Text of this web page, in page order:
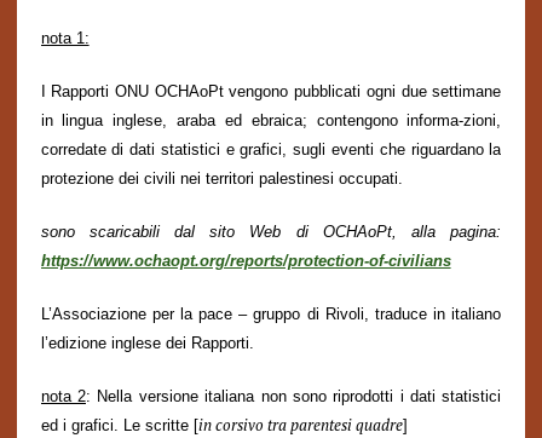
nota 1:
I Rapporti ONU OCHAoPt vengono pubblicati ogni due settimane
in lingua inglese, araba ed ebraica; contengono informa-zioni,
corredate di dati statistici e grafici, sugli eventi che riguardano la
protezione dei civili nei territori palestinesi occupati.
sono scaricabili dal sito Web di OCHAoPt, alla pagina:
https://www.ochaopt.org/reports/protection-of-civilians
L’Associazione per la pace – gruppo di Rivoli, traduce in italiano
l’edizione inglese dei Rapporti.
nota 2: Nella versione italiana non sono riprodotti i dati statistici
ed i grafici. Le scritte[in corsivo tra parentesi quadre]